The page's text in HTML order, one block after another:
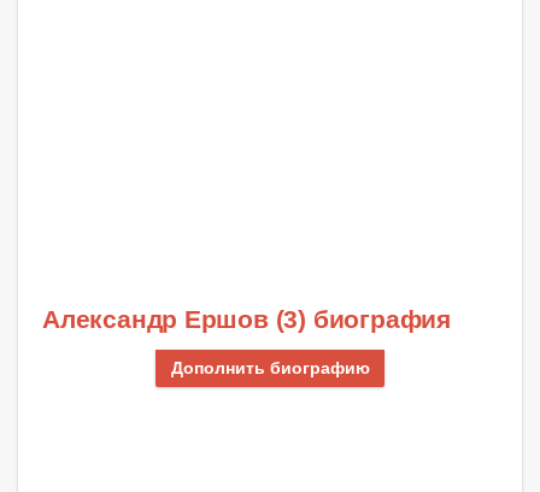
Александр Ершов (3) биография
Дополнить биографию